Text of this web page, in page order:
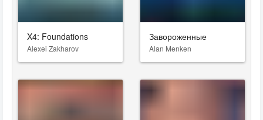
X4: Foundations
Alexei Zakharov
Завороженные
Alan Menken